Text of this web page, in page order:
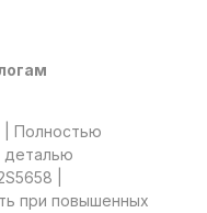
| Полностью
деталью
|
при повышенных